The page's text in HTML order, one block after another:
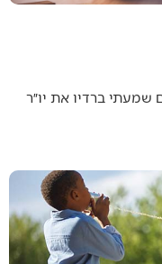
שמעתי ברדיו את יו״ר